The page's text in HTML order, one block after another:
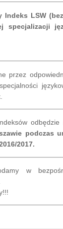
Indeks LSW
specjalizacji
przez
odbędzie
podczas
2017.
w